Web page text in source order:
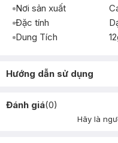
Nơi sản xuất
Đặc tính
Dung Tích
Hướng dẫn sử dụng
Đánh giá(0)
Hãy là